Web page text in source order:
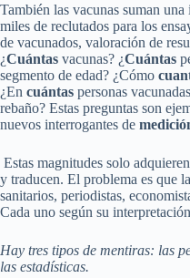
También las vacunas suman
miles de reclutados para los
de vacunados, valoración de
¿Cuántas vacunas? ¿Cuántas
segmento de edad? ¿Cómo
¿En cuántas personas
rebaño? Estas preguntas son
nuevos interrogantes de
Estas magnitudes solo
y traducen. El problema es que
sanitarios, periodistas,
Cada uno según su
Hay tres tipos de mentiras: las
las estadísticas.